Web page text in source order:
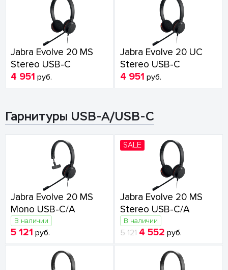
Jabra Evolve 20 MS
Stereo USB-C
4 951 руб.
Jabra Evolve 20 UC
Stereo USB-C
4 951 руб.
Гарнитуры USB-A/USB-C
Jabra Evolve 20 MS
Mono USB-C/A
В наличии
5 121 руб.
SALE
Jabra Evolve 20 MS
Stereo USB-C/A
В наличии
5 121 4 552 руб.